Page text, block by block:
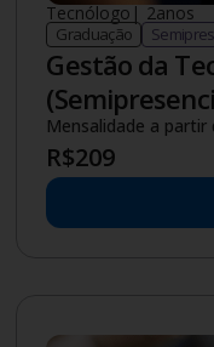
Tecnólogo| 2anos
Graduação
Gestão da
Mensalidade a partir
R$209